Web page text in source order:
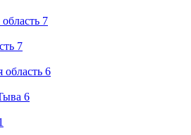
7
7
область 6
6